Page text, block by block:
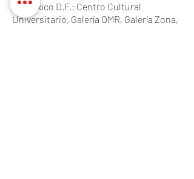
En México D.F.: Centro Cultural
Universitario, Galería OMR, Galería Zona,